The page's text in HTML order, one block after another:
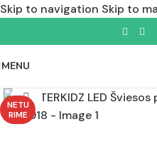
Skip to navigation Skip to
MENU
NETU
RIME
Padidinti nuotrauką